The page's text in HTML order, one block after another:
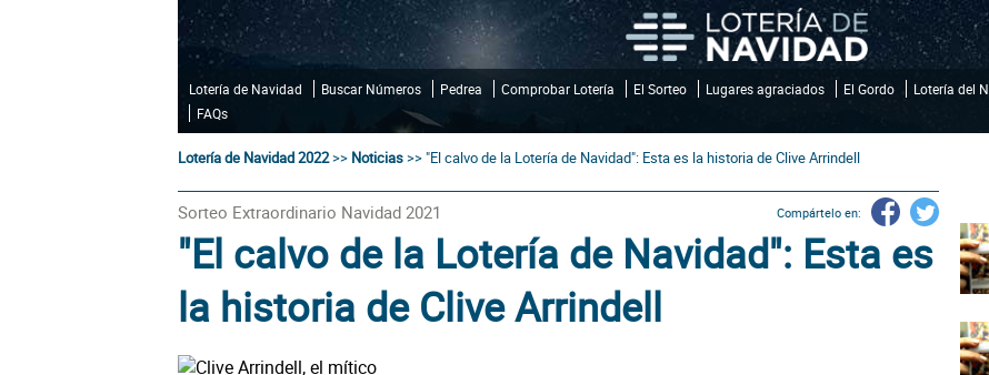
Lotería de Navidad Buscar Números Pedrea Comprobar Lotería El Sorteo Lugares agraciados El Gordo Lotería del
FAQs
Lotería de Navidad 2022>> Noticias>>"El calvo de la Lotería de Navidad": Esta es la historia de Clive Arrindell
Compártelo en:
Sorteo Extraordinario Navidad 2021
"El calvo de la Lotería de Navidad": Esta es
la historia de Clive Arrindell